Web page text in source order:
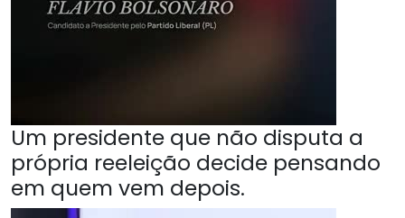
Um presidente que não disputa a
própria reeleição decide pensando
em quem vem depois.